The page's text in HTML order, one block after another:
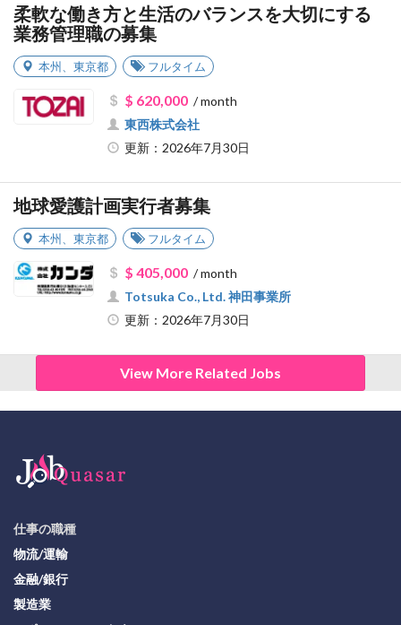
柔軟な働き方と生活のバランスを大切にする
業務管理職の募集
本州 東京都 フルタイム
$ 620,000/ month
東西株式会社
更新：2026年7月30日
地球愛護計画実行者募集
本州 東京都 フルタイム
$ 405,000/ month
Totsuka Co., Ltd. 神田事業所
更新：2026年7月30日
View More Related Jobs
仕事の職種
物流/運輸
金融/銀行
製造業